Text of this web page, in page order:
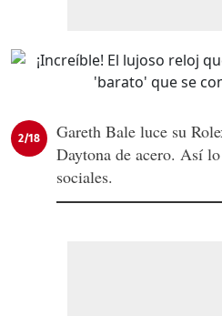
2/18
Gareth Bale luce su
Daytona de acero. Así
sociales.